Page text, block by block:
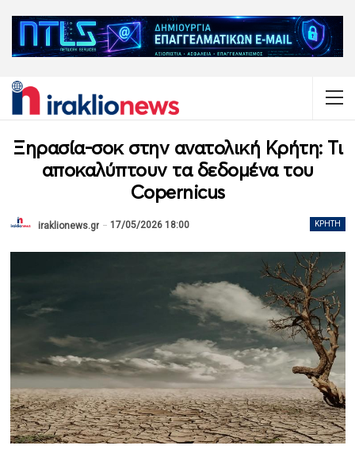
Ξηρασία-σοκ στην ανατολική Κρήτη: Τι
αποκαλύπτουν τα δεδομένα του
Copernicus
ΚΡΉΤΗ
iraklionews.gr 17/05/2026 18:00